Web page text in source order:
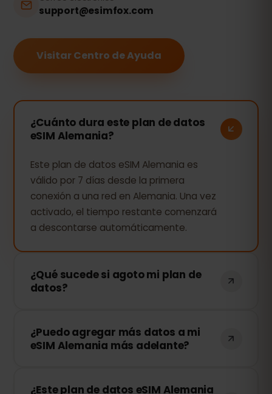
support@esimfox.com
Visitar Centro de Ayuda
¿Cuánto dura este plan de datos
eSIM Alemania?
Este plan de datos eSIM Alemania es
válido por 7 días desde la primera
conexión a una red en Alemania. Una vez
activado, el tiempo restante comenzará
a descontarse automáticamente.
¿Qué sucede si agoto mi plan de
datos?
conexión se detendrá. Puedes recargar
tu eSIM fácilmente desde tu panel de
¿Puedo agregar más datos a mi
eSIM Alemania más adelante?
cualquier momento sin necesidad de
¿Este plan de datos eSIM Alemania